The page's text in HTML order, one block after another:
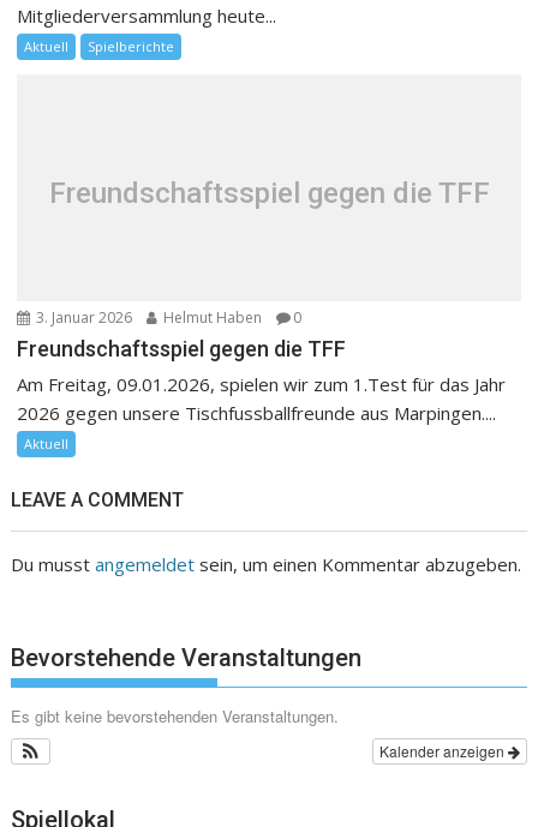
Mitgliederversammlung heute...
Aktuell Spielberichte
Freundschaftsspiel gegen die TFF
3. Januar 2026 Helmut Haben 0
Freundschaftsspiel gegen die TFF
Am Freitag, 09.01.2026, spielen wir zum 1.Test für das Jahr
2026 gegen unsere Tischfussballfreunde aus Marpingen....
Aktuell
LEAVE A COMMENT
Du musstangemeldet sein, um einen Kommentar abzugeben.
Bevorstehende Veranstaltungen
Es gibt keine bevorstehenden Veranstaltungen.
Kalender anzeigen
Spiellokal